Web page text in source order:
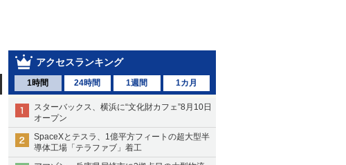
アクセスランキング
1時間 24時間 1週間 1カ月
スターバックス、横浜に“文化財カフェ”8月10日
オープン
SpaceXとテスラ、1億平方フィートの超大型半
導体工場「テラファブ」着工